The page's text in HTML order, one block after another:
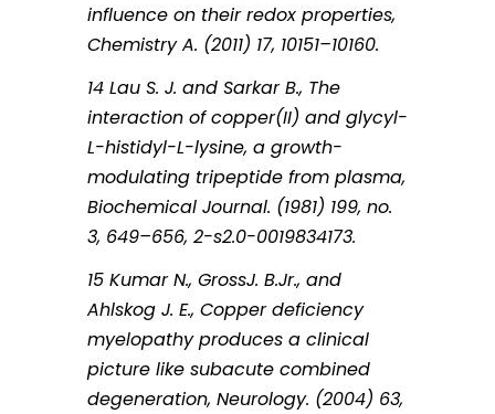
influence on their redox properties,
Chemistry A. (2011) 17, 10151–10160.
14 Lau S. J. and Sarkar B., The
interaction of copper(II) and glycyl-
L-histidyl-L-lysine, a growth-
modulating tripeptide from plasma,
Biochemical Journal. (1981) 199, no.
3, 649–656, 2-s2.0-0019834173.
15 Kumar N., GrossJ. B.Jr., and
Ahlskog J. E., Copper deficiency
myelopathy produces a clinical
picture like subacute combined
degeneration, Neurology. (2004) 63,